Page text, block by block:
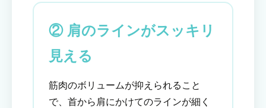
② 肩のラインがスッキリ
見える
筋肉のボリュームが抑えられること
で、首から肩にかけてのラインが細く